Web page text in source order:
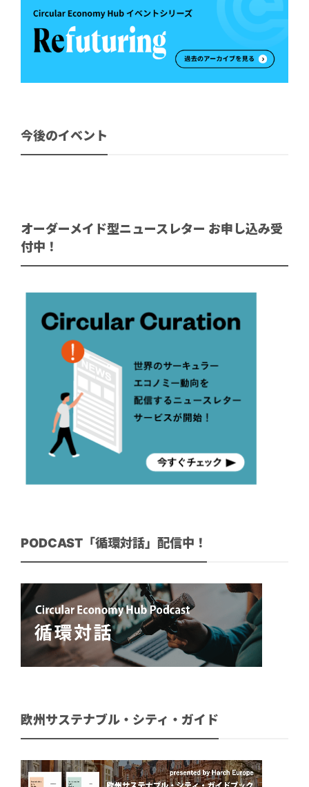
今後のイベント
オーダーメイド型ニュースレター お申し込み受
付中！
PODCAST「循環対話」配信中！
欧州サステナブル・シティ・ガイド